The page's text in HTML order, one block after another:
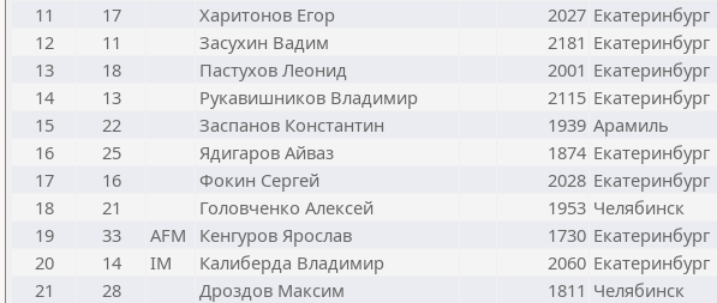
11
17 Харитонов Егор 2027 Екатеринбург
12
11 Засухин Вадим 2181 Екатеринбург
13
18 Пастухов Леонид 2001 Екатеринбург
14
13 Рукавишников Владимир 2115 Екатеринбург
15
22 Заспанов Константин 1939 Арамиль
16
25 Ядигаров Айваз 1874 Екатеринбург
17
16 Фокин Сергей 2028 Екатеринбург
18
21 Головченко Алексей 1953 Челябинск
19
33 AFM Кенгуров Ярослав 1730 Екатеринбург
20
14 IM Калиберда Владимир 2060 Екатеринбург
21
28 Дроздов Максим 1811 Челябинск